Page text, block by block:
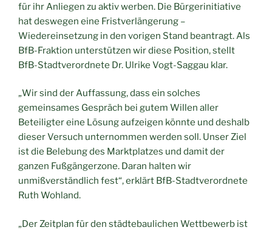
für ihr Anliegen zu aktiv werben. Die Bürgerinitiative
hat deswegen eine Fristverlängerung –
Wiedereinsetzung in den vorigen Stand beantragt. Als
BfB-Fraktion unterstützen wir diese Position, stellt
BfB-Stadtverordnete Dr. Ulrike Vogt-Saggau klar.
„Wir sind der Auffassung, dass ein solches
gemeinsames Gespräch bei gutem Willen aller
Beteiligter eine Lösung aufzeigen könnte und deshalb
dieser Versuch unternommen werden soll. Unser Ziel
ist die Belebung des Marktplatzes und damit der
ganzen Fußgängerzone. Daran halten wir
unmißverständlich fest“, erklärt BfB-Stadtverordnete
Ruth Wohland.
„Der Zeitplan für den städtebaulichen Wettbewerb ist